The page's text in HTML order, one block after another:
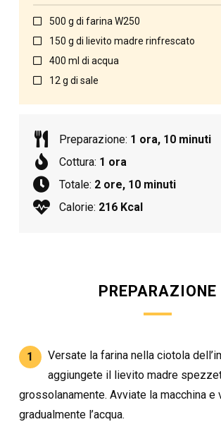
500 g di farina W250
150 g di lievito madre rinfrescato
400 ml di acqua
12 g di sale
Preparazione: 1 ora, 10 minuti
Cottura: 1 ora
Totale: 2 ore, 10 minuti
Calorie: 216 Kcal
PREPARAZIONE
1
Versate la farina nella ciotola
aggiungete il lievito madre
grossolanamente. Avviate la macchina e
gradualmente l’acqua.